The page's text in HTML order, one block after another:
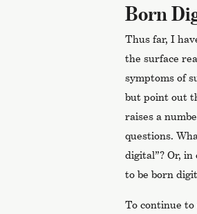
Born
Thus far, I
the surface
symptoms of
but point out
raises a
questions.
digital”? Or,
to be born
To continue to